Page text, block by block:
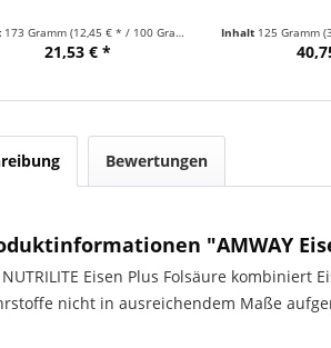
173 Gramm (12,45 € * / 100 Gramm)
21,53 € *
Inhalt 125 Gramm
Bewertungen
"AMWAY
NUTRILITE Eisen Plus Folsäure
nicht in ausreichendem Maße